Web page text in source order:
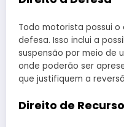
Todo motorista possui
defesa. Isso inclui a
suspensão por meio de
onde poderão ser
que justifiquem a
Direito de Recurso